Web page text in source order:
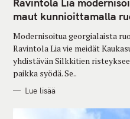
E
G
O
I
S
maut kunnioittamalla
Modernisoitua georgialaista
Ravintola Lia vie meidät
yhdistävän Silkkitien
paikka syödä. Se..
Lue lisää